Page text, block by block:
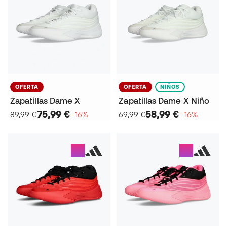
OFERTA
Zapatillas Dame X
89,99 €75,99 €−16%
OFERTA NIÑOS
Zapatillas Dame X Niño
69,99 €58,99 €−16%